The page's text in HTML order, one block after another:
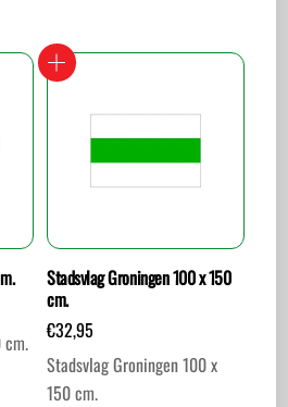
cm.
Stadsvlag Groningen 100 x 150
cm.
€32,95
Stadsvlag Groningen 100 x
150 cm.